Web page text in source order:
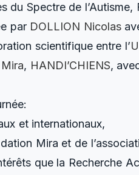
du Spectre de
par DOLLION Nicolas
scientifique entre l’
, HANDI’CHIENS,
et internationaux,
Mira et de
que la Recherche